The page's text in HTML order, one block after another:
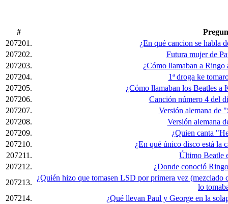
#
207201.
¿En qué cancion se habla
207202.
Futura mujer de
207203.
¿Cómo llamaban a Ringo
207204.
1ª droga ke
207205.
¿Cómo llamaban los Beatles a
207206.
Canción número 4 del
207207.
Versión alemana de
207208.
Versión alemana
207209.
¿Quien canta
207210.
¿En qué único disco está
207211.
Último Beatle
207212.
¿Donde conoció
207213.
¿Quién hizo que tomasen LSD por primera vez (mezclado
lo
207214.
¿Qué llevan Paul y George en la